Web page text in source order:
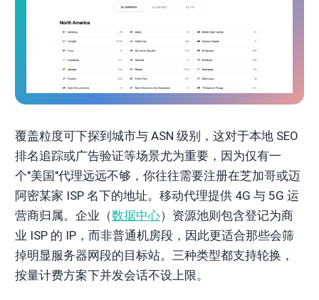
覆盖粒度可下探到城市与 ASN 级别，这对于本地 SEO
排名追踪或广告验证等场景尤为重要，因为仅有一
个"美国"代理远远不够，你往往需要注册在芝加哥或迈
阿密某家 ISP 名下的地址。移动代理提供 4G 与 5G 运
营商归属。企业（数据中心）资源池则包含登记为商
业 ISP 的 IP，而非普通机房段，因此更适合那些会筛
掉明显服务器网段的目标站。三种类型都支持轮换，
按量计费方案下并发会话不设上限。